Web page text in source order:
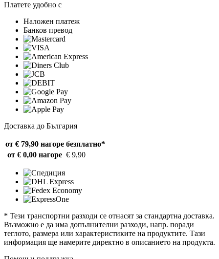
Платете удобно с
Наложен платеж
Банков превод
Доставка до България
от € 79,90 нагоре безплатно*
от € 0,00 нагоре € 9,90
* Тези транспортни разходи се отнасят за стандартна доставка.
Възможно е да има допълнителни разходи, напр. поради
теглото, размера или характеристиките на продуктите. Тази
информация ще намерите директно в описанието на продукта.